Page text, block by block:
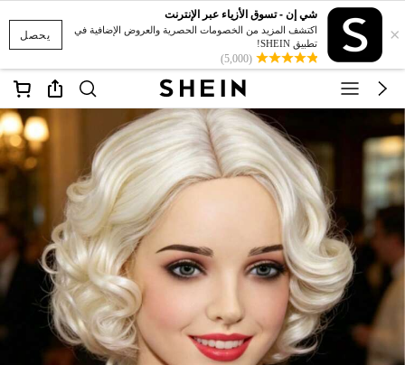
يحصل ×
شي إن - تسوق الأزياء عبر الإنترنت
اكتشف المزيد من الخصومات الحصرية والعروض الإضافية في
تطبيق SHEIN!
(5,000)